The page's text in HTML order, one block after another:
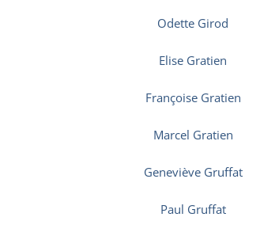
Odette Girod
Elise Gratien
Françoise Gratien
Marcel Gratien
Geneviève Gruffat
Paul Gruffat